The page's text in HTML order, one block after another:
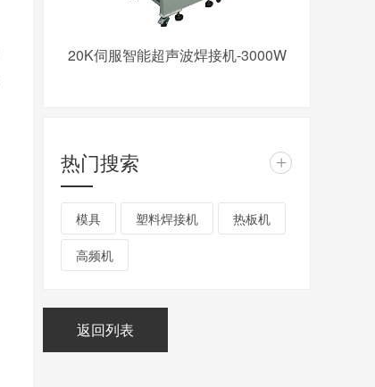
20K伺服智能超声波焊接机-3000W
热门搜索 +
模具 塑料焊接机 热板机
高频机
返回列表